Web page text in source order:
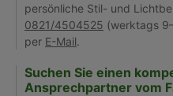
persönliche Stil- und
0821/4504525 (werktags
per E-Mail.
Suchen Sie einen
Ansprechpartner vom